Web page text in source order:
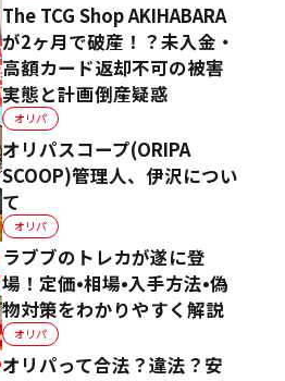
The TCG Shop AKIHABARA
が2ヶ月で破産！？未入金・
高額カード返却不可の被害
実態と計画倒産疑惑
オリパ
オリパスコープ(ORIPA
SCOOP)管理人、伊沢につい
て
オリパ
ラブブのトレカが遂に登
場！定価•相場•入手方法•偽
物対策をわかりやすく解説
オリパ
オリパって合法？違法？安